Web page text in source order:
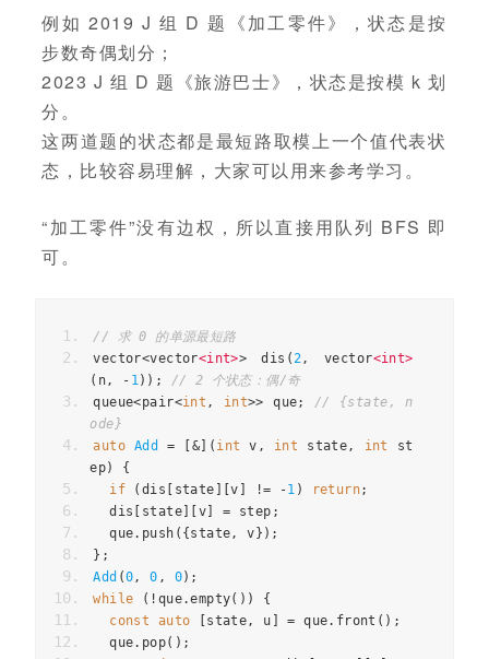
例如 2019 J 组 D 题《加工零件》，状态是按
步数奇偶划分；
2023 J 组 D 题《旅游巴士》，状态是按模 k 划
分。
这两道题的状态都是最短路取模上一个值代表状
态，比较容易理解，大家可以用来参考学习。
“加工零件”没有边权，所以直接用队列 BFS 即
可。
// 求 0 的单源最短路
vector<vector<int>> dis ( 2 , vector<int>
( n , - 1 ));
// 2 个状态：偶/奇
queue<pair<int , int>> que;
// {state, n
ode}
auto Add = [&]( int v , int state , int
st
ep)
{
if
( dis [ state ][v ] != -1 ) return;
dis [ state][v] = step ;
que. push ({state , v});
};
Add (0 , 0 , 0);
while
( ! que.empty())
{
const
auto [state , u ] = que. front ();
que. pop();